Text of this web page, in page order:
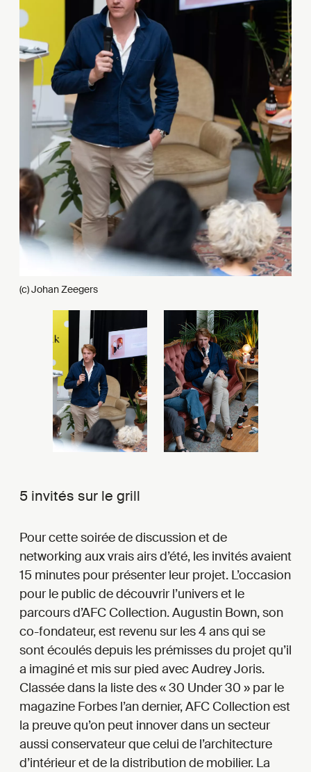
(c) Johan Zeegers
5 invités sur le grill
Pour cette soirée de discussion et de
networking aux vrais airs d’été, les invités avaient
15 minutes pour présenter leur projet. L’occasion
pour le public de découvrir l’univers et le
parcours d’AFC Collection. Augustin Bown, son
co-fondateur, est revenu sur les 4 ans qui se
sont écoulés depuis les prémisses du projet qu’il
a imaginé et mis sur pied avec Audrey Joris.
Classée dans la liste des « 30 Under 30 » par le
magazine Forbes l’an dernier, AFC Collection est
la preuve qu’on peut innover dans un secteur
aussi conservateur que celui de l’architecture
d’intérieur et de la distribution de mobilier. La